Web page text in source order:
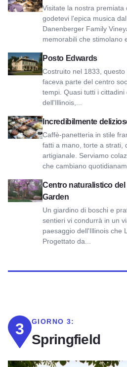
Visitate la nostra premiata
godetevi l'epica musica
Danenberger Family
memorabili che stimolano
Posto Edwards
Costruito nel 1833,
faceva parte del centro
tempi. Quasi tutti i
dell'Illinois,...
Vedi Edwards Place
Incredibilmente
Caffè-panetteria in stile
fatti a mano, torte a strati,
artigianale. Serviamo
che cambiano
Visualizza Incredibilmente
Centro naturalistico del
Garden
Un giardino di boschi e
sentieri vi condurrà in un
paesaggio dell'Illinois che
Progettato da...
Visualizza il Centro naturale del
3 GIORNO 3:
Springfield